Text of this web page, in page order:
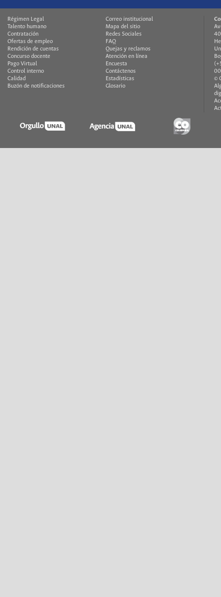
Régimen Legal
Talento humano
Contratación
Ofertas de empleo
Rendición de cuentas
Concurso docente
Pago Virtual
Control interno
Calidad
Buzón de notificaciones
Correo institucional
Mapa del sitio
Redes Sociales
FAQ
Quejas y reclamos
Atención en línea
Encuesta
Contáctenos
Estadísticas
Glosario
©